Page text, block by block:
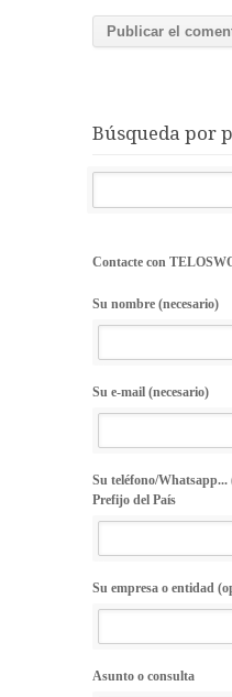
Búsqueda por
Contacte con
Su nombre (necesario)
Su e-mail (necesario)
Su teléfono/Whatsapp...
Prefijo del País
Su empresa o entidad
Asunto o consulta